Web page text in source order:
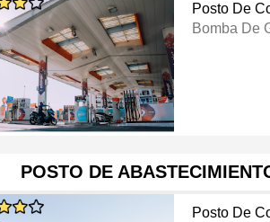
Posto De
Bomba De
POSTO DE
Posto De